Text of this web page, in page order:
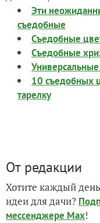
Эти
съедобные
Съедобные
Съедобные
10 съедобных
тарелку
От редакции
Хотите каждый
идеи для дачи?
мессенджере Max!